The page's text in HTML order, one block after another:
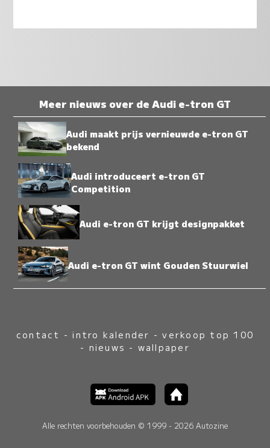
Meer nieuws over de Audi e-tron GT
Audi maakt prijs vernieuwde e-tron GT
bekend
Audi introduceert e-tron GT
Competition
Audi e-tron GT krijgt designpakket
Audi e-tron GT wint Gouden Stuurwiel
contact -intro kalender -verkoop top 100
- nieuws - wallpaper
Alle rechten voorbehouden © 1999 - 2026 Autozine